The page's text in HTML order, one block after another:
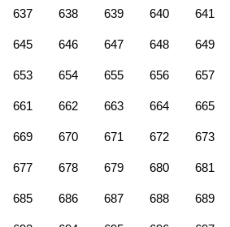
637 638 639 640 641
645 646 647 648 649
653 654 655 656 657
661 662 663 664 665
669 670 671 672 673
677 678 679 680 681
685 686 687 688 689